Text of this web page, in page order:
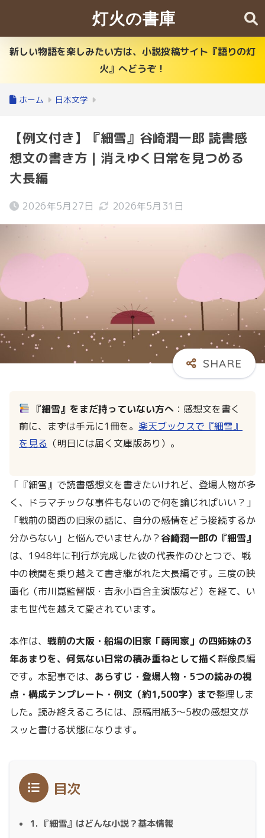
灯火の書庫
新しい物語を楽しみたい方は、小説投稿サイト『語りの灯
火』へどうぞ！
ホーム 日本文学
【例文付き】『細雪』谷崎潤一郎 読書感
想文の書き方｜消えゆく日常を見つめる
大長編
2026年5月27日 2026年5月31日
『細雪』をまだ持っていない方へ ：感想文を書く
前に、まずは手元に1冊を。 楽天ブックスで『細雪』
を見る （明日には届く文庫版あり）。
「『細雪』で読書感想文を書きたいけれど、登場人物が多
く、ドラマチックな事件もないので何を論じればいい？」
「戦前の関西の旧家の話に、自分の感情をどう接続するか
分からない」と悩んでいませんか？谷崎潤一郎の『細雪』
は、1948年に刊行が完成した彼の代表作のひとつで、戦
中の検閲を乗り越えて書き継がれた大長編です。三度の映
画化（市川崑監督版・吉永小百合主演版など）を経て、い
まも世代を越えて愛されています。
本作は、 戦前の大阪・船場の旧家「蒔岡家」の四姉妹の3
年あまりを、何気ない日常の積み重ねとして描く群像長編
です。本記事では、 あらすじ・登場人物・5つの読みの視
点・構成テンプレート・例文（約1,500字）まで整理しま
した。読み終えるころには、原稿用紙3〜5枚の感想文が
スッと書ける状態になります。
目次
1. 『細雪』はどんな小説？基本情報